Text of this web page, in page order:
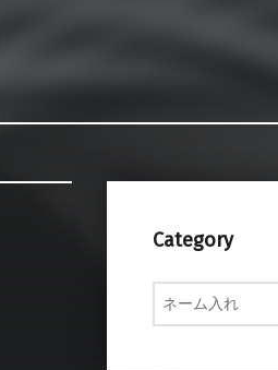
Category
Category